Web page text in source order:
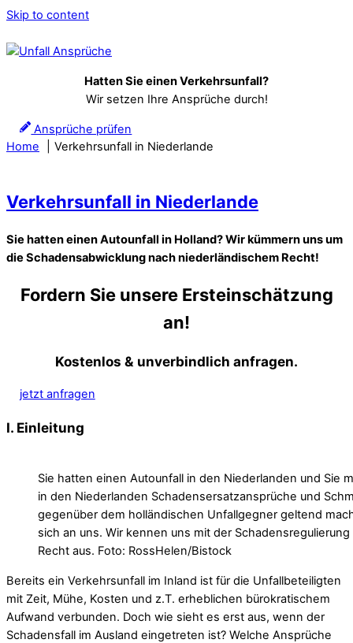
Skip to content
Hatten Sie einen Verkehrsunfall?
Wir setzen Ihre Ansprüche durch!
Ansprüche prüfen
Home
Verkehrsunfall in Niederlande
Verkehrsunfall in Niederlande
Sie hatten einen Autounfall in Holland? Wir kümmern uns um
die Schadensabwicklung nach niederländischem Recht!
Fordern Sie unsere Ersteinschätzung
an!
Kostenlos & unverbindlich anfragen.
jetzt anfragen
I. Einleitung
Sie hatten einen Autounfall in den Niederlanden und Sie
in den Niederlanden Schadensersatzansprüche und
gegenüber dem holländischen Unfallgegner geltend
sich an uns. Wir kennen uns mit der
Recht aus. Foto: RossHelen/Bistock
Bereits ein Verkehrsunfall im Inland ist für die Unfallbeteiligten
mit Zeit, Mühe, Kosten und z.T. erheblichen bürokratischem
Aufwand verbunden. Doch wie sieht es erst aus, wenn der
Schadensfall im Ausland eingetreten ist? Welche Ansprüche